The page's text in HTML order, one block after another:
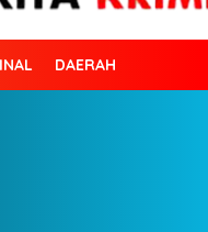
DAERAH